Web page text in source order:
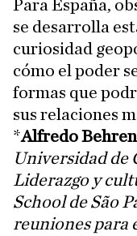
Para España,
se desarrolla
curiosidad
cómo el poder
formas que
sus relaciones
*Alfredo
Universidad de
Liderazgo y
School de São
reuniones para